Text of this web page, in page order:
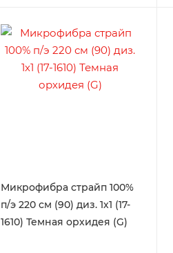
Микрофибра страйп 100%
п/э 220 см (90) диз. 1х1 (17-
1610) Темная орхидея (G)